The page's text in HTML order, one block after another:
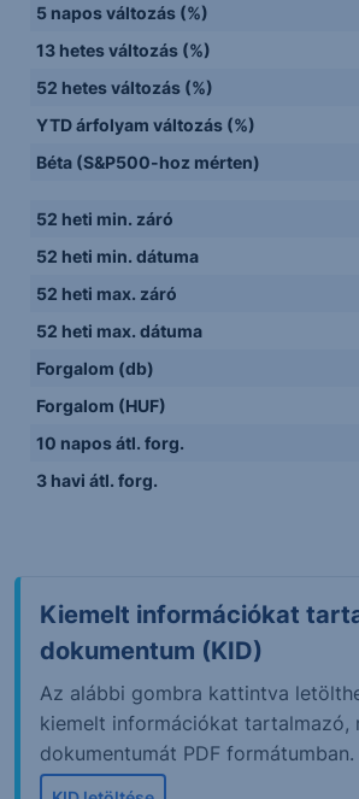
5 napos változás (%)
13 hetes változás (%)
52 hetes változás (%)
YTD árfolyam változás (%)
Béta (S&P500-hoz mérten)
52 heti min. záró
52 heti min. dátuma
52 heti max. záró
52 heti max. dátuma
Forgalom (db)
Forgalom (HUF)
10 napos átl. forg.
3 havi átl. forg.
Kiemelt információkat
dokumentum (KID)
Az alábbi gombra kattintva
kiemelt információkat tartalmazó,
dokumentumát PDF formátumban.